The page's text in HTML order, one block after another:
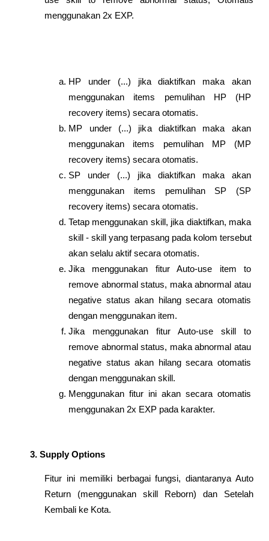
menggunakan 2x EXP.
HP under (...) jika diaktifkan maka akan
menggunakan items pemulihan HP (HP
recovery items) secara otomatis.
MP under (...) jika diaktifkan maka akan
menggunakan items pemulihan MP (MP
recovery items) secara otomatis.
SP under (...) jika diaktifkan maka akan
menggunakan items pemulihan SP (SP
recovery items) secara otomatis.
Tetap menggunakan skill, jika diaktifkan, maka
skill - skill yang terpasang pada kolom tersebut
akan selalu aktif secara otomatis.
Jika menggunakan fitur Auto-use item to
remove abnormal status, maka abnormal atau
negative status akan hilang secara otomatis
dengan menggunakan item.
Jika menggunakan fitur Auto-use skill to
remove abnormal status, maka abnormal atau
negative status akan hilang secara otomatis
dengan menggunakan skill.
Menggunakan fitur ini akan secara otomatis
menggunakan 2x EXP pada karakter.
Supply Options
Fitur ini memiliki berbagai fungsi, diantaranya Auto
Return (menggunakan skill Reborn) dan Setelah
Kembali ke Kota.